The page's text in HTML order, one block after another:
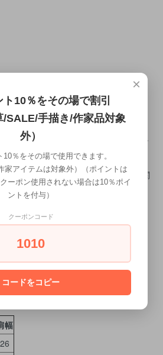
オーダー順に作成に入ります。 ご注
仕上がりになります。 検品で問題なけ
商品検品時に不良があった場合は、
だきます。 ※手描きのため、納期に関
ことが難しいため、 予め、ご了承く
いにかけている為 1枚1枚微妙に大
願い致します。
幅
26
×
10％をその場で割引
/SALE/手描き/作家品対象
外）
10％をその場で使用できます。
家アイテムは対象外）（ポイントは
ーポン使用されない場合は10％ポイ
ントを付与）
クーポンコード
1010
コードをコピー